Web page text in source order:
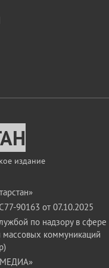
издание
90163 от 07.10.2025
по надзору в сфере
коммуникаций